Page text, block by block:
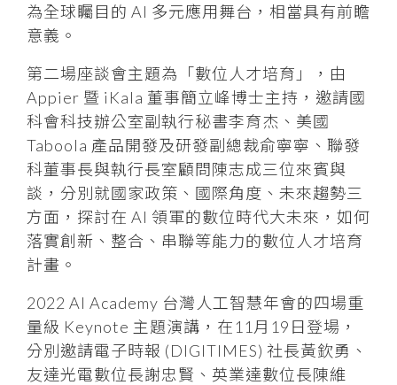
為全球矚目的 AI 多元應用舞台，相當具有前瞻
意義。
第二場座談會主題為「數位人才培育」，由
Appier 暨 iKala 董事簡立峰博士主持，邀請國
科會科技辦公室副執行秘書李育杰、美國
Taboola 產品開發及研發副總裁俞寧寧、聯發
科董事長與執行長室顧問陳志成三位來賓與
談，分別就國家政策、國際角度、未來趨勢三
方面，探討在 AI 領軍的數位時代大未來，如何
落實創新、整合、串聯等能力的數位人才培育
計畫。
2022 AI Academy 台灣人工智慧年會的四場重
量級 Keynote 主題演講，在11月19日登場，
分別邀請電子時報 (DIGITIMES) 社長黃欽勇、
友達光電數位長謝忠賢、英業達數位長陳維